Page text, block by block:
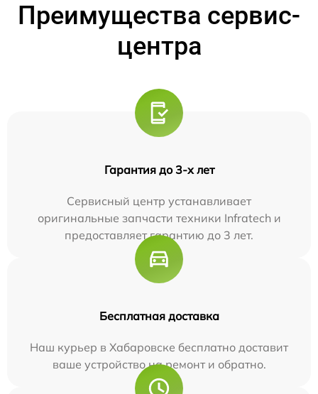
Преимущества сервис-
центра
Гарантия до 3-х лет
Сервисный центр устанавливает
оригинальные запчасти техники Infratech и
предоставляет гарантию до 3 лет.
Бесплатная доставка
Наш курьер в Хабаровске бесплатно доставит
ваше устройство на ремонт и обратно.